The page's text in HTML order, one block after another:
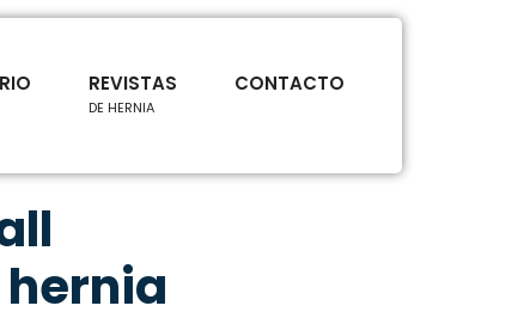
REVISTAS
DE HERNIA
CONTACTO